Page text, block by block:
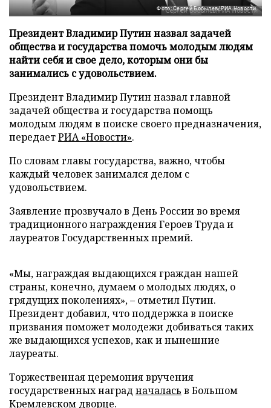
Фото: Сергей Бобылев/РИА Новости
Президент Владимир Путин назвал задачей
общества и государства помочь молодым людям
найти себя и свое дело, которым они бы
занимались с удовольствием.
Президент Владимир Путин назвал главной
задачей общества и государства помощь
молодым людям в поиске своего предназначения,
передаетРИА «Новости».
По словам главы государства, важно, чтобы
каждый человек занимался делом с
удовольствием.
Заявление прозвучало в День России во время
традиционного награждения Героев Труда и
лауреатов Государственных премий.
«Мы, награждая выдающихся граждан нашей
страны, конечно, думаем о молодых людях, о
грядущих поколениях», – отметил Путин.
Президент добавил, что поддержка в поиске
призвания поможет молодежи добиваться таких
же выдающихся успехов, как и нынешние
лауреаты.
Торжественная церемония вручения
государственных наград началась в Большом
Кремлевском дворце.